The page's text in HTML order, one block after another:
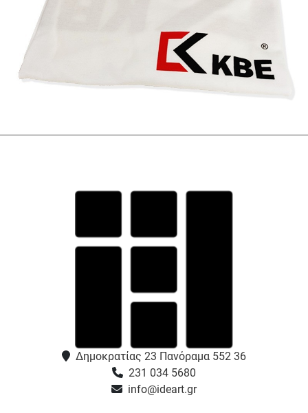
Δημοκρατίας 23 Πανόραμα 552 36
231 034 5680
info@ideart.gr